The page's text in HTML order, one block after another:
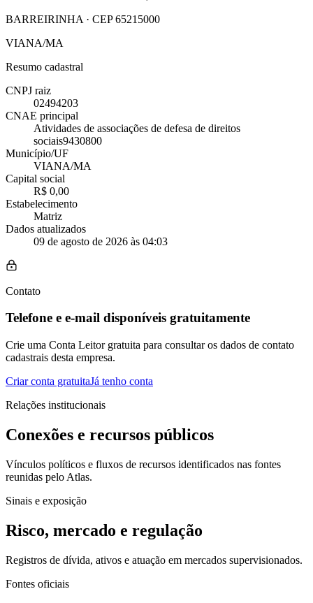
BARREIRINHA · CEP 65215000
VIANA/MA
Resumo cadastral
CNPJ raiz
02494203
CNAE principal
Atividades de associações de defesa de direitos
sociais9430800
Município/UF
VIANA/MA
Capital social
R$ 0,00
Estabelecimento
Matriz
Dados atualizados
09 de agosto de 2026 às 04:03
Contato
Telefone e e-mail disponíveis gratuitamente
Crie uma Conta Leitor gratuita para consultar os dados de contato
cadastrais desta empresa.
Criar conta gratuitaJá tenho conta
Relações institucionais
Conexões e recursos públicos
Vínculos políticos e fluxos de recursos identificados nas fontes
reunidas pelo Atlas.
Sinais e exposição
Risco, mercado e regulação
Registros de dívida, ativos e atuação em mercados supervisionados.
Fontes oficiais